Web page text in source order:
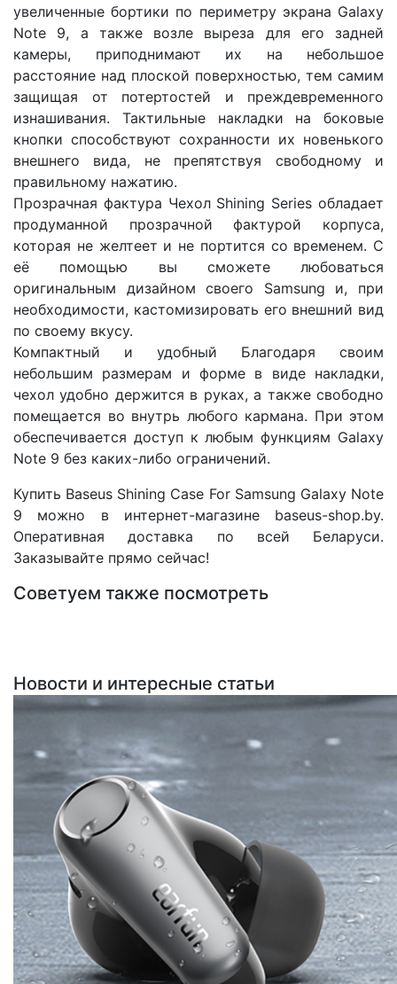
увеличенные бортики по периметру экрана Galaxy
Note 9, а также возле выреза для его задней
камеры, приподнимают их на небольшое
расстояние над плоской поверхностью, тем самим
защищая от потертостей и преждевременного
изнашивания. Тактильные накладки на боковые
кнопки способствуют сохранности их новенького
внешнего вида, не препятствуя свободному и
правильному нажатию.
Прозрачная фактура Чехол Shining Series обладает
продуманной прозрачной фактурой корпуса,
которая не желтеет и не портится со временем. С
её помощью вы сможете любоваться
оригинальным дизайном своего Samsung и, при
необходимости, кастомизировать его внешний вид
по своему вкусу.
Компактный и удобный Благодаря своим
небольшим размерам и форме в виде накладки,
чехол удобно держится в руках, а также свободно
помещается во внутрь любого кармана. При этом
обеспечивается доступ к любым функциям Galaxy
Note 9 без каких-либо ограничений.
Купить Baseus Shining Case For Samsung Galaxy Note
9 можно в интернет-магазине baseus-shop.by.
Оперативная доставка по всей Беларуси.
Заказывайте прямо сейчас!
Советуем также посмотреть
Новости и интересные статьи